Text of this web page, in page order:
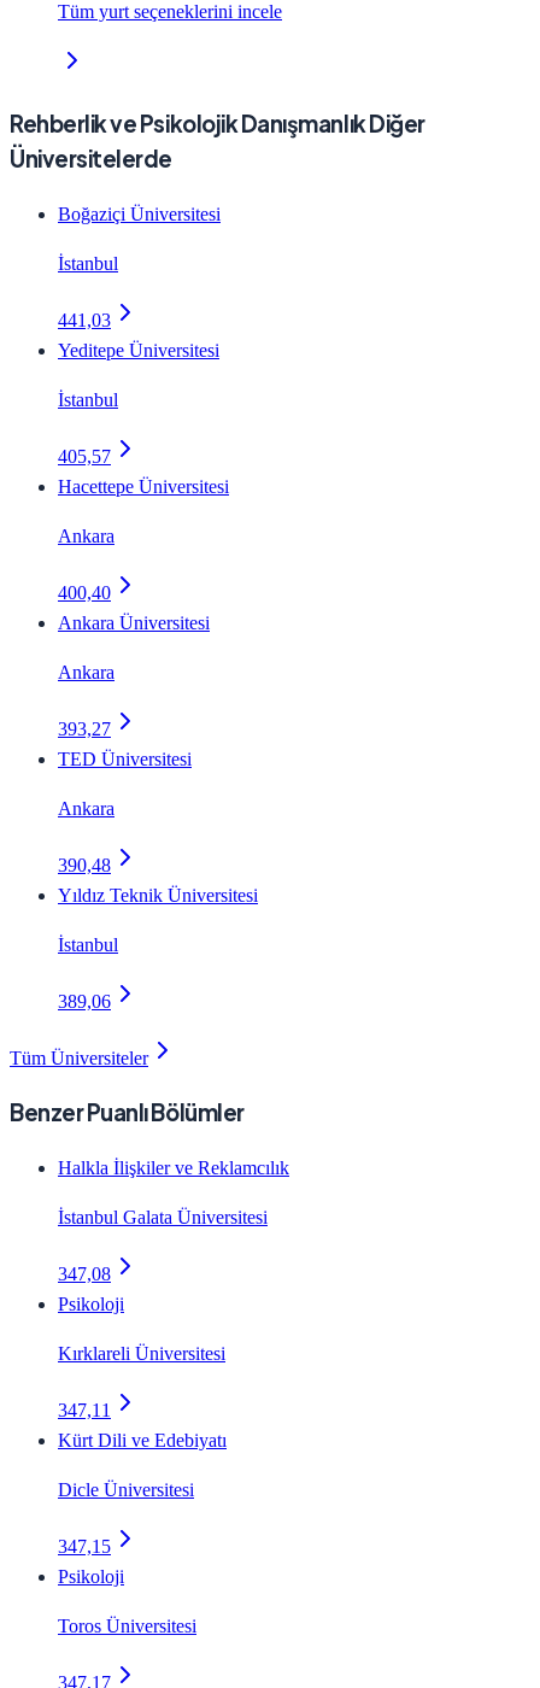
Tüm yurt seçeneklerini incele
Rehberlik ve Psikolojik Danışmanlık Diğer
Üniversitelerde
Boğaziçi Üniversitesi
İstanbul
441,03
Yeditepe Üniversitesi
İstanbul
405,57
Hacettepe Üniversitesi
Ankara
400,40
Ankara Üniversitesi
Ankara
393,27
TED Üniversitesi
Ankara
390,48
Yıldız Teknik Üniversitesi
İstanbul
389,06
Tüm Üniversiteler
Benzer Puanlı Bölümler
Halkla İlişkiler ve Reklamcılık
İstanbul Galata Üniversitesi
347,08
Psikoloji
Kırklareli Üniversitesi
347,11
Kürt Dili ve Edebiyatı
Dicle Üniversitesi
347,15
Psikoloji
Toros Üniversitesi
347,17